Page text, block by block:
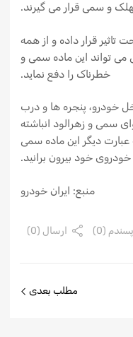
و سمی قرار می گیرند.
تاثیر قرار داده و از همه
می تواند این ماده سمی و
خطرناک را دفع نماید.
خودرو، پنجره ها و درب
سمی و زهرالود انباشته
دیگر این ماده سمی
خود بیرون برانید.
منبع: ایران خودرو
(
0
) ارسال (0)
مطلب بعدی